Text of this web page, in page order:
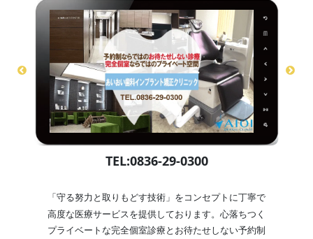
TEL:0836-29-0300
「守る努力と取りもどす技術」をコンセプトに丁寧で
高度な医療サービスを提供しております。心落ちつく
プライベートな完全個室診療とお待たせしない予約制